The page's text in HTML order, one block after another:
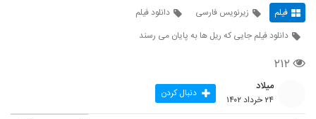
فیلم زیرنویس فارسی
دانلود فیلم
دانلود فیلم جایی که ریل ها به پایان می رسند
۲۱۲
میلاد
۲۴ خرداد ۱۴۰۲ دنبال کردن